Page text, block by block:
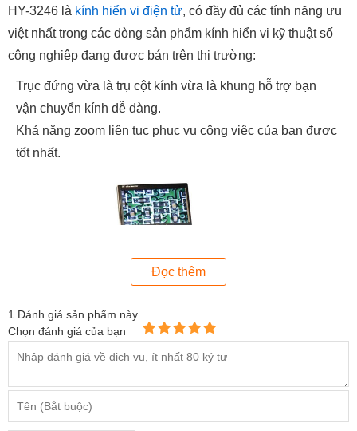
HY-3246 là kính hiển vi điện tử, có đầy đủ các tính năng ưu
việt nhất trong các dòng sản phẩm kính hiển vi kỹ thuật số
công nghiệp đang được bán trên thị trường:
Trục đứng vừa là trụ cột kính vừa là khung hỗ trợ bạn
vận chuyển kính dễ dàng.
Khả năng zoom liên tục phục vụ công việc của bạn được
tốt nhất.
Kính hiển vi kỹ thuật số HY-3246
Đọc thêm
1 Đánh giá sản phẩm này
Chọn đánh giá của bạn